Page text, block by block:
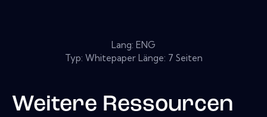
Lang: ENG
Typ: Whitepaper Länge: 7 Seiten
Weitere Ressourcen